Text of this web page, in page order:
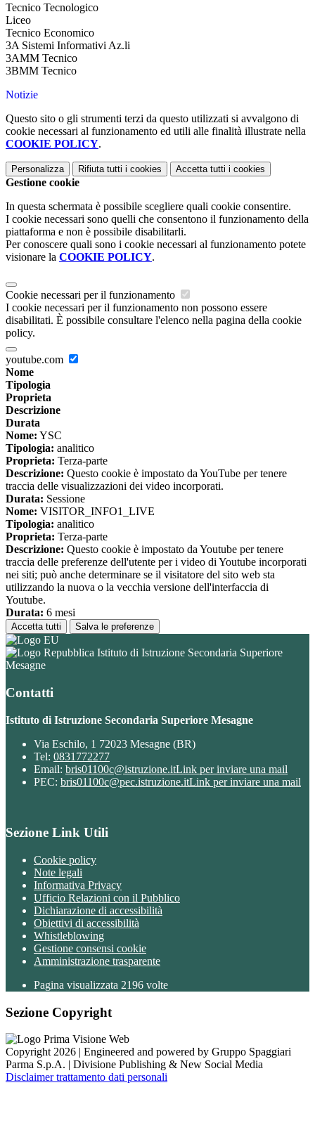
Tecnico Tecnologico
Liceo
Tecnico Economico
3A Sistemi Informativi Az.li
3AMM Tecnico
3BMM Tecnico
Notizie
Questo sito o gli strumenti terzi da questo utilizzati si avvalgono di
cookie necessari al funzionamento ed utili alle finalità illustrate nella
COOKIE POLICY.
Personalizza Rifiuta tutti i cookies Accetta tutti i cookies
Gestione cookie
In questa schermata è possibile scegliere quali cookie consentire.
I cookie necessari sono quelli che consentono il funzionamento della
piattaforma e non è possibile disabilitarli.
Per conoscere quali sono i cookie necessari al funzionamento potete
visionare la COOKIE POLICY.
Cookie necessari per il funzionamento
I cookie necessari per il funzionamento non possono essere
disabilitati. È possibile consultare l'elenco nella pagina della cookie
policy.
youtube.com
Nome
Tipologia
Proprieta
Descrizione
Durata
Nome: YSC
Tipologia: analitico
Proprieta: Terza-parte
Descrizione: Questo cookie è impostato da YouTube per tenere
traccia delle visualizzazioni dei video incorporati.
Durata: Sessione
Nome: VISITOR_INFO1_LIVE
Tipologia: analitico
Proprieta: Terza-parte
Descrizione: Questo cookie è impostato da Youtube per tenere
traccia delle preferenze dell'utente per i video di Youtube incorporati
nei siti; può anche determinare se il visitatore del sito web sta
utilizzando la nuova o la vecchia versione dell'interfaccia di
Youtube.
Durata: 6 mesi
Accetta tutti Salva le preferenze
Istituto di Istruzione Secondaria Superiore
Mesagne
Contatti
Istituto di Istruzione Secondaria Superiore Mesagne
Via Eschilo, 1 72023 Mesagne (BR)
Tel: 0831772277
Email: bris01100c@istruzione.itLink per inviare una mail
PEC: bris01100c@pec.istruzione.itLink per inviare una mail
Sezione Link Utili
Cookie policy
Note legali
Informativa Privacy
Ufficio Relazioni con il Pubblico
Dichiarazione di accessibilità
Obiettivi di accessibilità
Whistleblowing
Gestione consensi cookie
Amministrazione trasparente
Pagina visualizzata 2196 volte
Sezione Copyright
Copyright 2026 | Engineered and powered by Gruppo Spaggiari
Parma S.p.A. | Divisione Publishing & New Social Media
Disclaimer trattamento dati personali